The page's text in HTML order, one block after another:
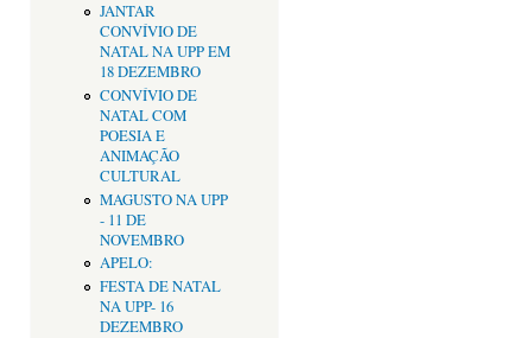
JANTAR
CONVÍVIO DE
NATAL NA UPP EM
18 DEZEMBRO
CONVÍVIO DE
NATAL COM
POESIA E
ANIMAÇÃO
CULTURAL
MAGUSTO NA UPP
- 11 DE
NOVEMBRO
APELO:
FESTA DE NATAL
NA UPP- 16
DEZEMBRO